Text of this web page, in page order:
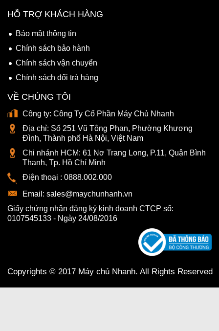
HỖ TRỢ KHÁCH HÀNG
Bảo mật thông tin
Chính sách bảo hành
Chính sách vận chuyển
Chính sách đổi trả hàng
VỀ CHÚNG TÔI
Công ty: Công Ty Cổ Phần Máy Chủ Nhanh
Địa chỉ: Số 251 Vũ Tông Phan, Phường Khương
Đình, Thành phố Hà Nội, Việt Nam
Chi nhánh HCM: 61 Nơ Trang Long, P.11, Quận Bình
Thạnh, Tp. Hồ Chí Minh
Điện thoại : 0888.002.000
Email: sales@maychunhanh.vn
Giấy chứng nhận đăng ký kinh doanh CTCP số:
0107545133 - Ngày 24/08/2016
Copyrights © 2017 Máy chủ Nhanh. All Rights Reserved